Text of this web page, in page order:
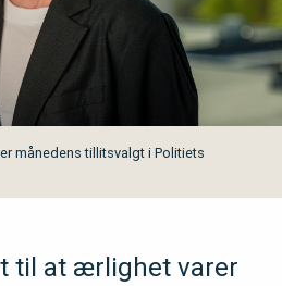
månedens tillitsvalgt i Politiets
til at ærlighet varer